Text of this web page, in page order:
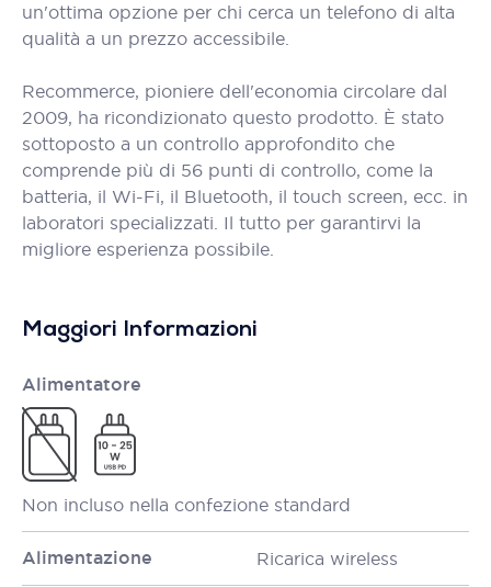
un'ottima opzione per chi cerca un telefono di alta
qualità a un prezzo accessibile.
Recommerce, pioniere dell'economia circolare dal
2009, ha ricondizionato questo prodotto. È stato
sottoposto a un controllo approfondito che
comprende più di 56 punti di controllo, come la
batteria, il Wi-Fi, il Bluetooth, il touch screen, ecc. in
laboratori specializzati. Il tutto per garantirvi la
migliore esperienza possibile.
Maggiori Informazioni
Alimentatore
Non incluso nella confezione standard
Alimentazione Ricarica wireless